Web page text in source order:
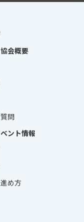
会概要
問
ント情報
め方